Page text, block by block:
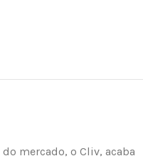
do mercado, o Cliv, acaba